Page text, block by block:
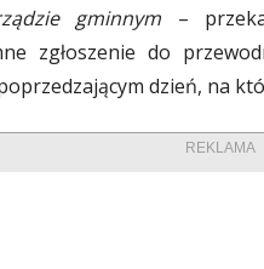
gminnym –
zgłoszenie do
dzień, na
REKLAMA